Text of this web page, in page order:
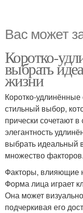
Вас может
Коротко-
выбрать
жизни
Коротко-
стильный выбор,
прически сочетают в
элегантность
выбрать идеальный
множество факторов.
Факторы, влияющие
Форма лица играет
Она может
подчеркивая его